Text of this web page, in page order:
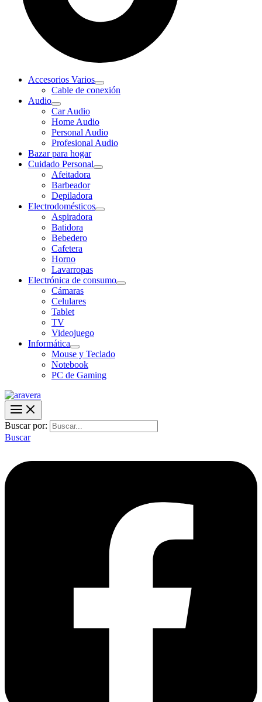
Accesorios Varios
Cable de conexión
Audio
Car Audio
Home Audio
Personal Audio
Profesional Audio
Bazar para hogar
Cuidado Personal
Afeitadora
Barbeador
Depiladora
Electrodomésticos
Aspiradora
Batidora
Bebedero
Cafetera
Horno
Lavarropas
Electrónica de consumo
Cámaras
Celulares
Tablet
TV
Videojuego
Informática
Mouse y Teclado
Notebook
PC de Gaming
Buscar por:
Buscar